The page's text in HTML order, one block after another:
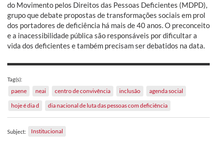
do Movimento pelos Direitos das Pessoas Deficientes (MDPD),
grupo que debate propostas de transformações sociais em prol
dos portadores de deficiência há mais de 40 anos. O preconceito
e a inacessibilidade pública são responsáveis por dificultar a
vida dos deficientes e também precisam ser debatidos na data.
Tag(s):
paene neai centro de convivência inclusão
agenda social
hoje é dia d
dia nacional de luta das pessoas com deficiência
Subject: Institucional